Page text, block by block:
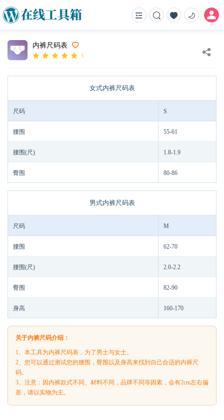
内裤尺码表
5
女式内裤尺码表
尺码 S
腰围 55-61
腰围(尺) 1.8-1.9
臀围 80-86
男式内裤尺码表
尺码 M
腰围 62-70
腰围(尺) 2.0-2.2
臀围 82-90
身高 160-170
关于内裤尺码介绍：
1、本工具为内裤尺码表，为了男士与女士。
2、您可以通过测试您的腰围，臀围以及身高来找到自己合适的内裤尺
码。
3、注意：因内裤款式不同、材料不同，品牌不同等因素，会有2cm左右偏
差，请以实物为主。